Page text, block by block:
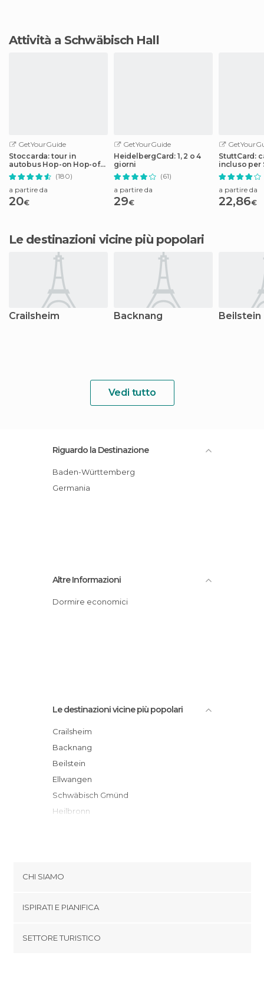
Attività a Schwäbisch Hall
GetYourGuide
Stoccarda: tour in
autobus Hop-on Hop-off
di 24 ore
(180)
a partire da
20€
GetYourGuide
HeidelbergCard: 1, 2 o 4
giorni
(61)
a partire da
29€
StuttCard:
incluso per
a partire da
22,86€
Le destinazioni vicine più popolari
Crailsheim Backnang Beilstein
Vedi tutto
Riguardo la Destinazione
Baden-Württemberg
Germania
Altre Informazioni
Dormire economici
Le destinazioni vicine più popolari
Crailsheim
Backnang
Beilstein
Ellwangen
Schwäbisch Gmünd
Heilbronn
Dinkelsbühl
Rothenburg ob der Tauber
Neusitz
CHI SIAMO
Termini e Condizioni
ISPIRATI E PIANIFICA
SETTORE TURISTICO